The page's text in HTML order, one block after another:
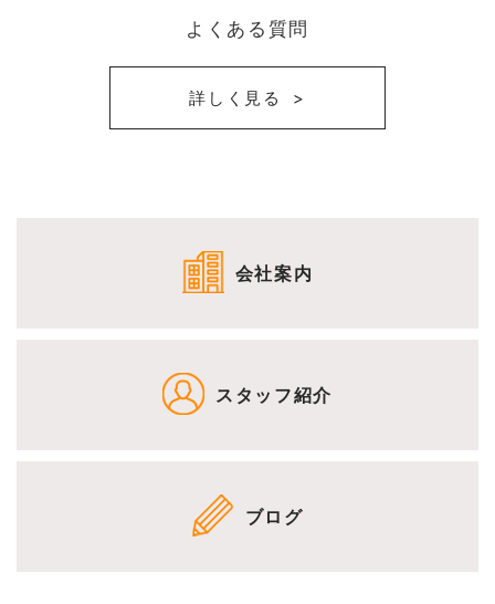
よくある質問
詳しく見る
会社案内
スタッフ紹介
ブログ